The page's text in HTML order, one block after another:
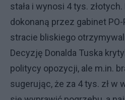
stała i wynosi 4 tys.
dokonaną przez gabinet PO-
stracie bliskiego
Decyzję Donalda Tuska
politycy opozycji, ale m.in.
sugerując, że za 4 tys. zł w